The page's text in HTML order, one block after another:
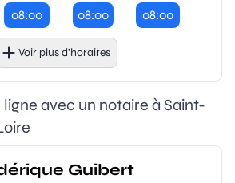
08:00
08:00
08:00
Voir plus d’horaires
ligne avec un notaire à Saint-
Guibert